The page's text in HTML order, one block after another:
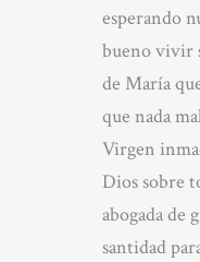
esperando
bueno vivir
de María
que nada
Virgen
Dios sobre
abogada de
santidad